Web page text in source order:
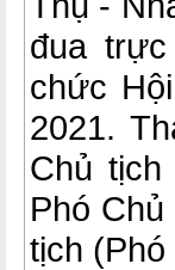
đua
chức
2021.
Chủ
Phó
tịch